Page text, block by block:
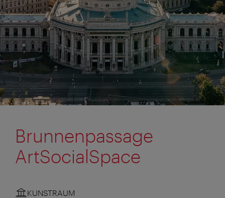
Brunnenpassage
ArtSocialSpace
KUNSTRAUM